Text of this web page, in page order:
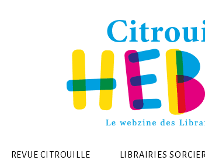
REVUE CITROUILLE LIBRAIRIES